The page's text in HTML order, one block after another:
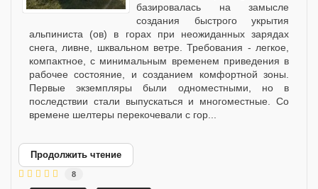
базировалась на замысле
создания быстрого укрытия
альпиниста (ов) в горах при неожиданных зарядах
снега, ливне, шквальном ветре. Требования - легкое,
компактное, с минимальным временем приведения в
рабочее состояние, и созданием комфортной зоны.
Первые экземпляры были одноместными, но в
последствии стали выпускаться и многоместные. Со
времене шелтеры перекочевали с гор...
Продолжить чтение
8